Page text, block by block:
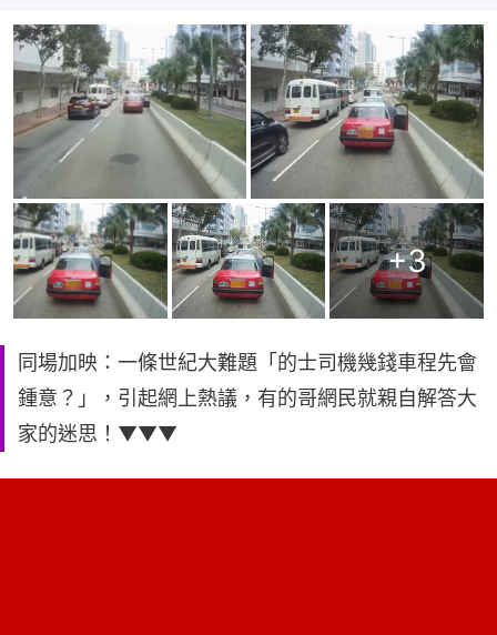
+3
同場加映：一條世紀大難題「的士司機幾錢車程先會
鍾意？」，引起網上熱議，有的哥網民就親自解答大
家的迷思！▼▼▼